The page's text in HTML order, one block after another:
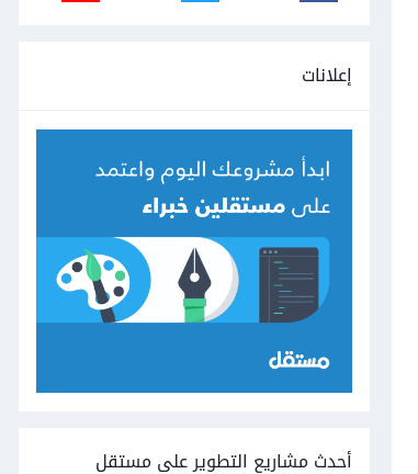
إعلانات
أحدث مشاريع التطوير على مستقل